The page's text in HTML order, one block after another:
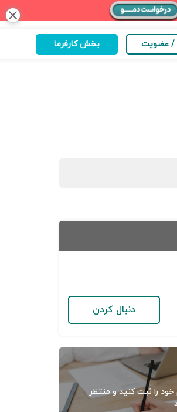
close
/ عضویت بخش کارفرما
دنبال کردن
را ثبت کنید و منتظر